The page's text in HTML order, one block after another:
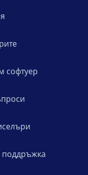
софтуер